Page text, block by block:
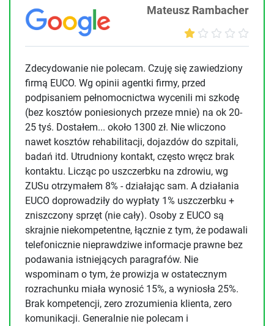
Mateusz Rambacher
Zdecydowanie nie polecam. Czuję się zawiedziony
firmą EUCO. Wg opinii agentki firmy, przed
podpisaniem pełnomocnictwa wycenili mi szkodę
(bez kosztów poniesionych przeze mnie) na ok 20-
25 tyś. Dostałem... około 1300 zł. Nie wliczono
nawet kosztów rehabilitacji, dojazdów do szpitali,
badań itd. Utrudniony kontakt, często wręcz brak
kontaktu. Licząc po uszczerbku na zdrowiu, wg
ZUSu otrzymałem 8% - działając sam. A działania
EUCO doprowadziły do wypłaty 1% uszczerbku +
zniszczony sprzęt (nie cały). Osoby z EUCO są
skrajnie niekompetentne, łącznie z tym, że podawali
telefonicznie nieprawdziwe informacje prawne bez
podawania istniejących paragrafów. Nie
wspominam o tym, że prowizja w ostatecznym
rozrachunku miała wynosić 15%, a wyniosła 25%.
Brak kompetencji, zero zrozumienia klienta, zero
komunikacji. Generalnie nie polecam i